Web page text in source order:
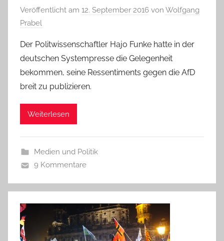
Veröffentlicht am 12. September 2016 von Wolfgang
Prabel
Der Politwissenschaftler Hajo Funke hatte in der
deutschen Systempresse die Gelegenheit
bekommen, seine Ressentiments gegen die AfD
breit zu publizieren.
Weiterlesen
Medien und Politik
9 Kommentare